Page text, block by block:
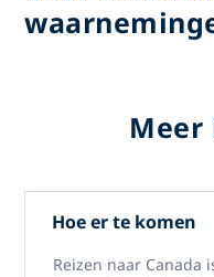
Hoe er te komen
Reizen naar Canada